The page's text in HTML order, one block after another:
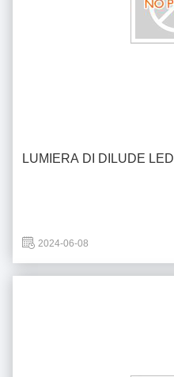
LUMIERA DI DILUDE LED
2024-06-08